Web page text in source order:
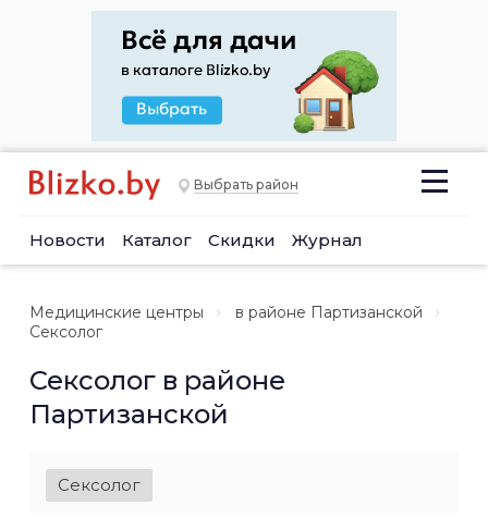
Выбрать район
Новости Каталог Скидки Журнал
Медицинские центры
в районе Партизанской
Сексолог
Сексолог в районе
Партизанской
Сексолог